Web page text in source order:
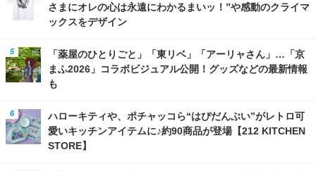
さまにオレの心は永遠にわかるまいッ！”や感動のクライマ
ックスをデザイン
「薬屋のひとりごと」「東リベ」「アーリャさん」…「京
まふ2026」コラボビジュアル公開！グッズなどの最新情報
も
ハローキティや、ポチャッコら“はぴだんぶい”がレトロ可
愛いキッチンアイテムに♪約90商品が登場【212 KITCHEN
STORE】